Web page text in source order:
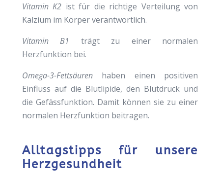
Vitamin K2 ist für die richtige Verteilung von
Kalzium im Körper verantwortlich.
Vitamin B1
trägt zu einer normalen
Herzfunktion bei.
Omega-3-Fettsäurenhaben einen positiven
Einfluss auf die Blutlipide, den Blutdruck und
die Gefässfunktion. Damit können sie zu einer
normalen Herzfunktion beitragen.
Alltagstipps für unsere
Herzgesundheit